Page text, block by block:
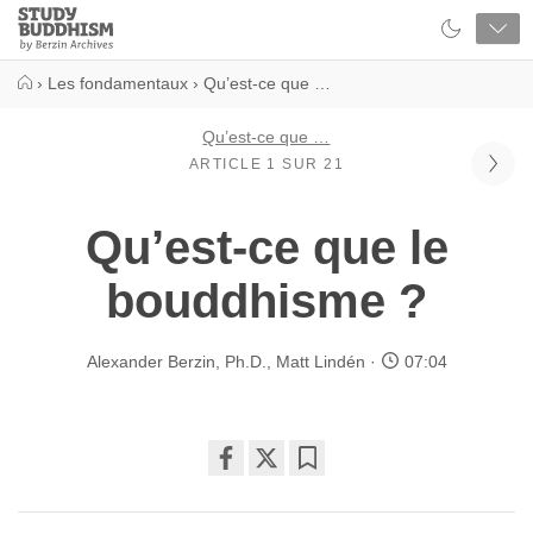
Close
Study
Buddhism
› Les fondamentaux › Qu’est-ce que …
Qu’est-ce que …
ARTICLE 1 SUR 21
Qu’est-ce que le
bouddhisme ?
Alexander Berzin, Ph.D. Matt Lindén 07:04
on